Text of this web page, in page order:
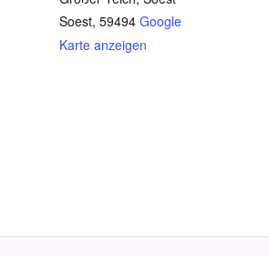
Soest, 59494 Google
Karte anzeigen